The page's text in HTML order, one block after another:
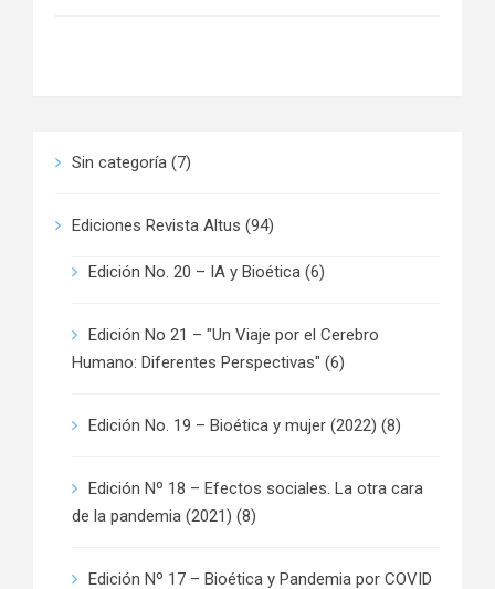
Sin categoría (7)
Ediciones Revista Altus (94)
Edición No. 20 – IA y Bioética (6)
Edición No 21 – "Un Viaje por el Cerebro
Humano: Diferentes Perspectivas" (6)
Edición No. 19 – Bioética y mujer (2022) (8)
Edición Nº 18 – Efectos sociales. La otra cara
de la pandemia (2021) (8)
Edición Nº 17 – Bioética y Pandemia por COVID